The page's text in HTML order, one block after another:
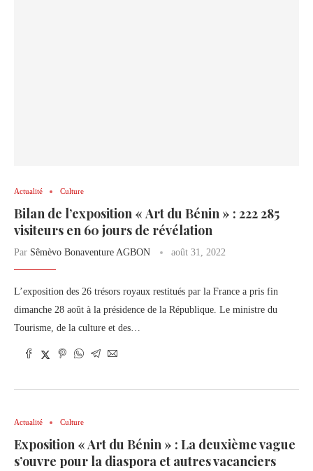
Actualité Culture
Bilan de l’exposition « Art du Bénin » : 222 285
visiteurs en 60 jours de révélation
Par Sêmèvo Bonaventure AGBON août 31, 2022
L’exposition des 26 trésors royaux restitués par la France a pris fin
dimanche 28 août à la présidence de la République. Le ministre du
Tourisme, de la culture et des…
Actualité Culture
Exposition « Art du Bénin » : La deuxième vague
s’ouvre pour la diaspora et autres vacanciers